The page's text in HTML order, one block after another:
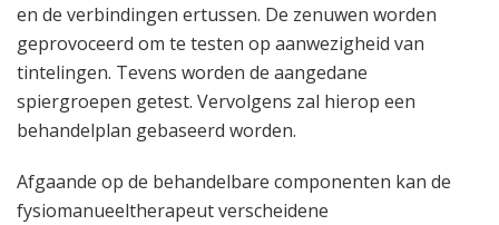
en de verbindingen ertussen. De zenuwen worden
geprovoceerd om te testen op aanwezigheid van
tintelingen. Tevens worden de aangedane
spiergroepen getest. Vervolgens zal hierop een
behandelplan gebaseerd worden.
Afgaande op de behandelbare componenten kan de
fysiomanueeltherapeut verscheidene